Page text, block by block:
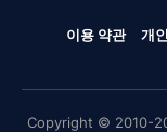
이용 약관 개
Copyright © 2010-